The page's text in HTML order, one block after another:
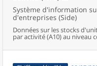
Système d'information
d'entreprises (Side)
Données sur les stocks
par activité (A10) au niveau